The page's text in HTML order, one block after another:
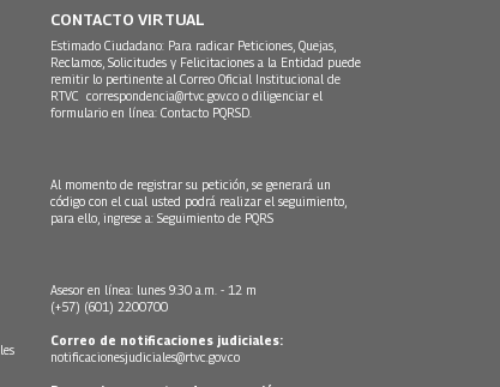
CONTACTO VIRTUAL
Estimado Ciudadano: Para radicar Peticiones, Quejas,
Reclamos, Solicitudes y Felicitaciones a la Entidad puede
remitir lo pertinente al Correo Oficial Institucional de
RTVC correspondencia@rtvc.gov.co o diligenciar el
formulario en línea: Contacto PQRSD.
Al momento de registrar su petición, se generará un
código con el cual usted podrá realizar el seguimiento,
para ello, ingrese a: Seguimiento de PQRS
Asesor en línea: lunes 9:30 a.m. - 12 m
(+57) (601) 2200700
Correo de notificaciones judiciales:
notificacionesjudiciales@rtvc.gov.co